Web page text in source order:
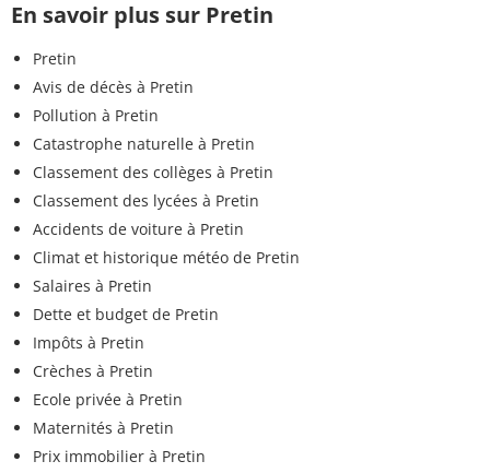
En savoir plus sur Pretin
Pretin
Avis de décès à Pretin
Pollution à Pretin
Catastrophe naturelle à Pretin
Classement des collèges à Pretin
Classement des lycées à Pretin
Accidents de voiture à Pretin
Climat et historique météo de Pretin
Salaires à Pretin
Dette et budget de Pretin
Impôts à Pretin
Crèches à Pretin
Ecole privée à Pretin
Maternités à Pretin
Prix immobilier à Pretin